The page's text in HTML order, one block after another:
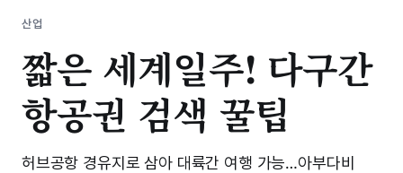
산업
짧은 세계일주! 다구간
항공권 검색 꿀팁
허브공항 경유지로 삼아 대륙간 여행 가능…아부다비